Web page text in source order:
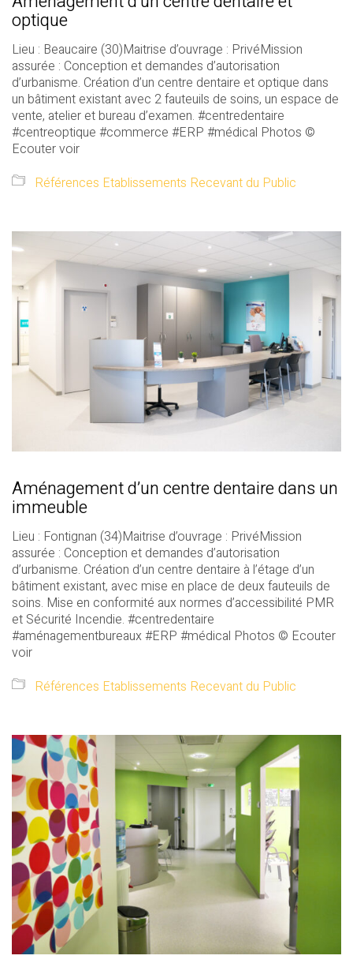
optique
Lieu : Beaucaire (30)Maitrise d’ouvrage : PrivéMission
assurée : Conception et demandes d’autorisation
d’urbanisme. Création d’un centre dentaire et optique dans
un bâtiment existant avec 2 fauteuils de soins, un espace de
vente, atelier et bureau d’examen. #centredentaire
#centreoptique #commerce #ERP #médical Photos ©
Ecouter voir
Références Etablissements Recevant du Public
Aménagement d’un centre dentaire dans un
immeuble
Lieu : Fontignan (34)Maitrise d’ouvrage : PrivéMission
assurée : Conception et demandes d’autorisation
d’urbanisme. Création d’un centre dentaire à l’étage d’un
bâtiment existant, avec mise en place de deux fauteuils de
soins. Mise en conformité aux normes d’accessibilité PMR
et Sécurité Incendie. #centredentaire
#aménagementbureaux #ERP #médical Photos © Ecouter
voir
Références Etablissements Recevant du Public